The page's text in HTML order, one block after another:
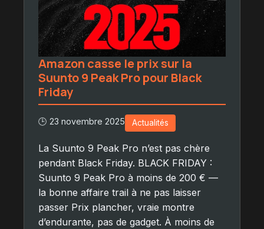
Amazon casse le prix sur la
Suunto 9 Peak Pro pour Black
Friday
🕒 23 novembre 2025 Actualités
La Suunto 9 Peak Pro n’est pas chère
pendant Black Friday. BLACK FRIDAY :
Suunto 9 Peak Pro à moins de 200 € —
la bonne affaire trail à ne pas laisser
passer Prix plancher, vraie montre
d’endurante, pas de gadget. À moins de